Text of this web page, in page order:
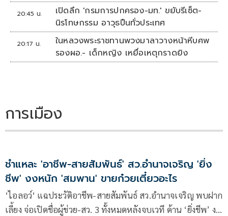
20:45 น.
เปิดลึก 'กรมการปกครอง-มท.' ขยับรีเซ็ต-
นิรโทษกรรม อาวุธปืนทั่วประเทศ
20:17 น.
ในหลวงพระราชทานพวงมาลาวางหน้าหีบศพ
รองผอ.- เด็กหญิง เหยื่อเหตุกราดยิง
การเมือง
ชำแหละ 'อาชีพ-สายสัมพันธ์' สว.อำนาจเจริญ 'ยิ่ง
ชีพ' งงหนัก 'สมพาน' ขายก๋วยเตี๋ยวอะไร
‘ไอลอว์‘ แฉประวัติอาชีพ-สายสัมพันธ์ สว.อำนาจเจริญ พบฝาก
เลี้ยง จ่อเปิดชื่อผู้ช่วย-สว. 3 ทั้งหมดหลังจบเวที ด้าน ‘ยิ่งชีพ’ งง